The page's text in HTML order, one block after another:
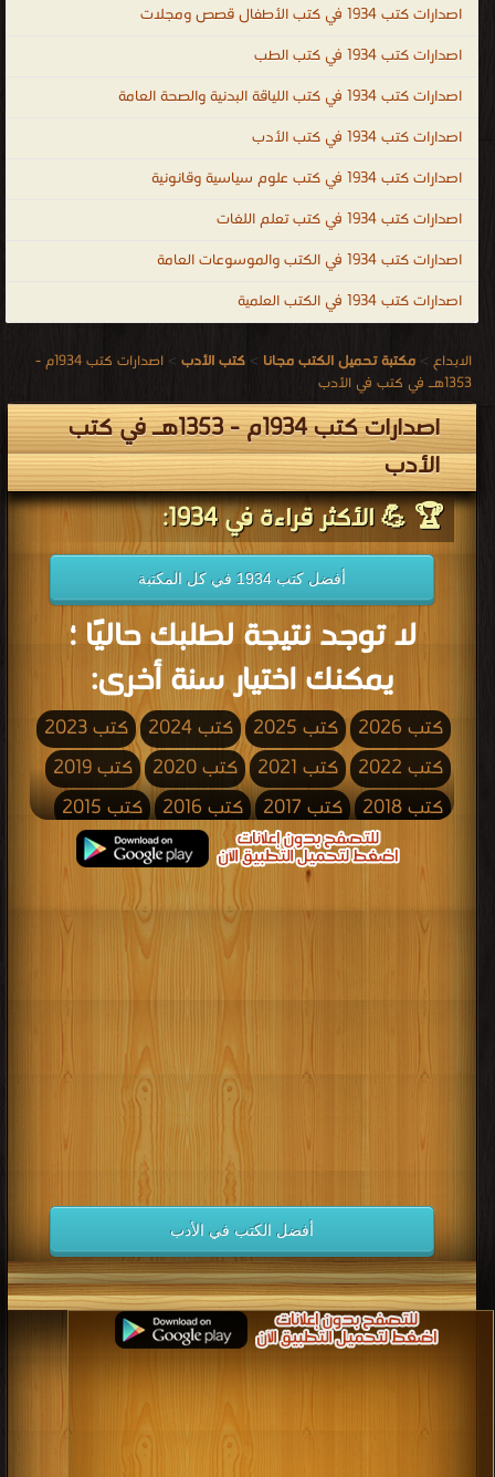
اصدارات كتب 1934 في كتب الأطفال قصص ومجلات
اصدارات كتب 1934 في كتب الطب
اصدارات كتب 1934 في كتب اللياقة البدنية والصحة العامة
اصدارات كتب 1934 في كتب الأدب
اصدارات كتب 1934 في كتب علوم سياسية وقانونية
اصدارات كتب 1934 في كتب تعلم اللغات
اصدارات كتب 1934 في الكتب والموسوعات العامة
اصدارات كتب 1934 في الكتب العلمية
الابداع > مكتبة تحميل الكتب مجانا > كتب الأدب >
اصدارات كتب 1934م -
1353هـ في كتب في الأدب
اصدارات كتب 1934م - 1353هـ في كتب
الأدب
🏆 💪 الأكثر قراءة في 1934:
أفضل كتب 1934 في كل المكتبة
لا توجد نتيجة لطلبك حاليًا ؛
يمكنك اختيار سنة أخرى:
كتب 2026 كتب 2025 كتب 2024
كتب 2023
كتب 2022
كتب 2021 كتب 2020
كتب 2019
كتب 2018
كتب 2017 كتب 2016
كتب 2015
كتب 2013 كتب 2012
كتب 2011
كتب 2009 كتب 2008
كتب 2006
كتب 2005 كتب 2004
كتب 2003
كتب 2000
كتب 1992
كتب 1991
كتب 1990
كتب 1989 كتب 1988
كتب 1987
كتب 1984
كتب 1983
كتب 1980
كتب 1979
كتب 1978
كتب 1977 كتب 1976
كتب 1975
كتب 1974
كتب 1973 كتب 1972
كتب 1971
كتب 1970
كتب 1969 كتب 1968
كتب 1967
كتب 1966
كتب 1965 كتب 1964
كتب 1963
كتب 1962
كتب 1961 كتب 1960
كتب 1959
كتب 1957
كتب 1952
كتب 1951
أفضل الكتب في الأدب